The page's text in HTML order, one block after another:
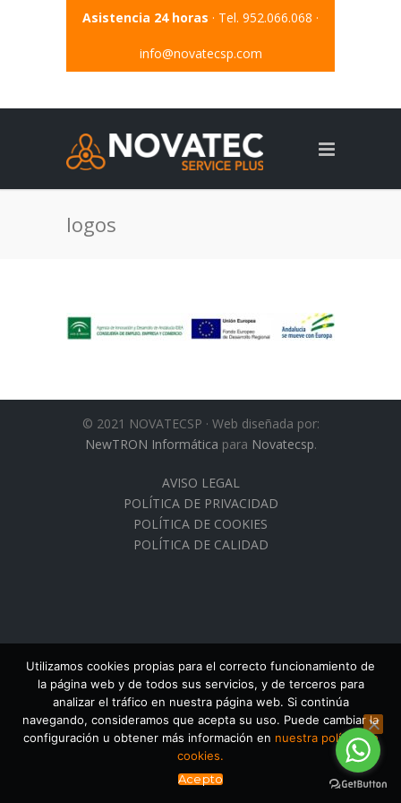
Asistencia 24 horas · Tel. 952.066.068 ·
info@novatecsp.com
logos
© 2021 NOVATECSP · Web diseñada por:
NewTRON Informática para Novatecsp.
AVISO LEGAL
POLÍTICA DE PRIVACIDAD
POLÍTICA DE COOKIES
POLÍTICA DE CALIDAD
Utilizamos cookies propias para el correcto funcionamiento de
la página web y de todos sus servicios, y de terceros para
analizar el tráfico en nuestra página web. Si continúa
navegando, consideramos que acepta su uso. Puede cambiar la
configuración u obtener más información en nuestra política de
cookies.
Acepto